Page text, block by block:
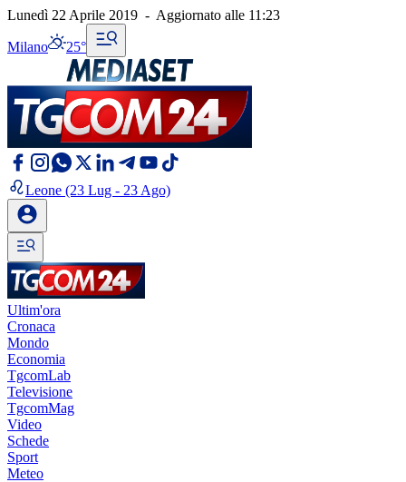
Lunedì 22 Aprile 2019 - Aggiornato alle 11:23
Milano 25°
Leone (23 Lug - 23 Ago)
Ultim'ora
Cronaca
Mondo
Economia
TgcomLab
Televisione
TgcomMag
Video
Schede
Sport
Meteo